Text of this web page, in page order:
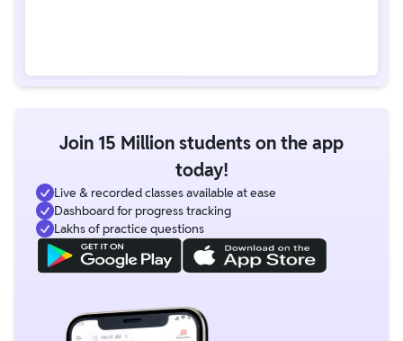
Join 15 Million students on the app
today!
Live & recorded classes available at ease
Dashboard for progress tracking
Lakhs of practice questions